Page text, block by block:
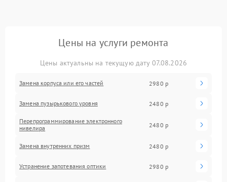
Цены на услуги ремонта
Цены актуальны на текущую дату 07.08.2026
Замена корпуса или его частей 2980 р
Замена пузырькового уровня 2480 р
Перепрограммирование электронного
нивелира
2480 р
Замена внутренних призм 2480 р
Устранение запотевания оптики 2980 р